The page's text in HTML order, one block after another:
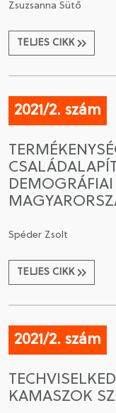
Zsuzsanna Sütő
TELJES CIKK
2021/2. szám
Spéder Zsolt
TELJES CIKK
2021/2. szám
KAMASZOK